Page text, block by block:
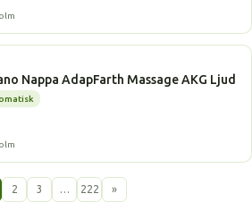
Nappa AdapFarth Massage AKG Ljud
2 3 … 222 »